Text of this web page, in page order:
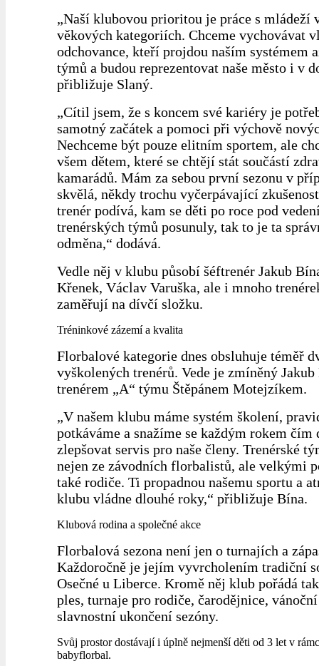
„Naší klubovou prioritou je práce s mládeží
věkových kategoriích. Chceme vychovávat
odchovance, kteří projdou naším systémem
týmů a budou reprezentovat naše město i v
přibližuje Slaný.
„Cítil jsem, že s koncem své kariéry je
samotný začátek a pomoci při výchově
Nechceme být pouze elitním sportem, ale
všem dětem, které se chtějí stát součástí
kamarádů. Mám za sebou první sezonu v
skvělá, někdy trochu vyčerpávající
trenér podívá, kam se děti po roce pod
trenérských týmů posunuly, tak to je ta
odměna,“ dodává.
Vedle něj v klubu působí šéftrenér Jakub
Křenek, Václav Varuška, ale i mnoho
zaměřují na dívčí složku.
Tréninkové zázemí a kvalita
Florbalové kategorie dnes obsluhuje téměř
vyškolených trenérů. Vede je zmíněný
trenérem „A“ týmu Štěpánem Motejzíkem.
„V našem klubu máme systém školení,
potkáváme a snažíme se každým rokem čím
zlepšovat servis pro naše členy. Trenérské
nejen ze závodních florbalistů, ale velkými
také rodiče. Ti propadnou našemu sportu a
klubu vládne dlouhé roky,“ přibližuje Bína.
Klubová rodina a společné akce
Florbalová sezona není jen o turnajích a
Každoročně je jejím vyvrcholením tradiční
Osečné u Liberce. Kromě něj klub pořádá
ples, turnaje pro rodiče, čarodějnice,
slavnostní ukončení sezóny.
Svůj prostor dostávají i úplně nejmenší děti od 3 let v
babyflorbal.